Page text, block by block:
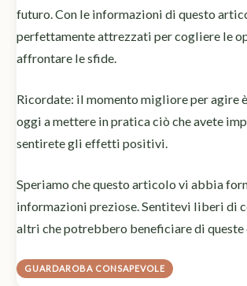
futuro. Con le informazioni di questo
perfettamente attrezzati per cogliere le
affrontare le sfide.
Ricordate: il momento migliore per agire
oggi a mettere in pratica ciò che avete
sentirete gli effetti positivi.
Speriamo che questo articolo vi abbia
informazioni preziose. Sentitevi liberi di
altri che potrebbero beneficiare di queste
GUARDAROBA CONSAPEVOLE